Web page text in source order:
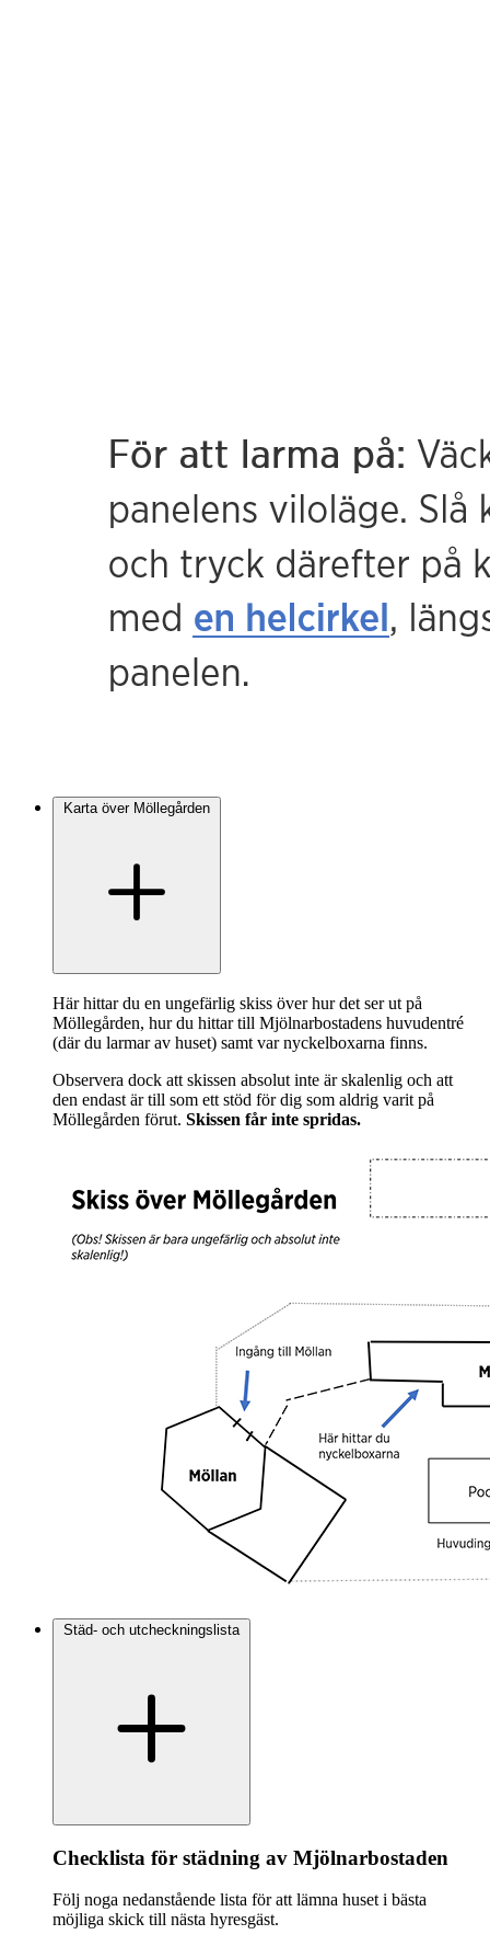
Karta över Möllegården
Här hittar du en ungefärlig skiss över hur det ser ut på
Möllegården, hur du hittar till Mjölnarbostadens huvudentré
(där du larmar av huset) samt var nyckelboxarna finns.
Observera dock att skissen absolut inte är skalenlig och att
den endast är till som ett stöd för dig som aldrig varit på
Möllegården förut. Skissen får inte spridas.
Städ- och utcheckningslista
Checklista för städning av Mjölnarbostaden
Följ noga nedanstående lista för att lämna huset i bästa
möjliga skick till nästa hyresgäst.